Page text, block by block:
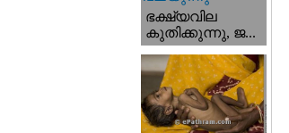
ഭക്ഷ്യവില
കുതിക്കുന്നു, ജ...